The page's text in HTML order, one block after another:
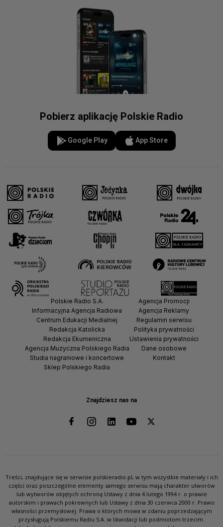
Pobierz aplikację Polskie Radio
Google Play App Store
Znajdziesz nas na
Polskie Radio S.A.
Informacyjna Agencja Radiowa
Centrum Edukacji Medialnej
Redakcja Katolicka
Redakcja Ekumeniczna
Agencja Muzyczna Polskiego Radia
Studia nagraniowe i koncertowe
Sklep Polskiego Radia
Agencja Promocji
Agencja Reklamy
Regulamin serwisu
Polityka prywatności
Ustawienia prywatności
Dane osobowe
Kontakt
Treści, znajdujące się w serwisie polskieradio.pl, w tym wszystkie materiały i ich
części oraz poszczególne elementy samego serwisu mają charakter utworów
lub wytworów objętych ochroną Ustawy z dnia 4 lutego 1994 r. o prawie
autorskim i prawach pokrewnych lub Ustawy z dnia 30 czerwca 2000 r. Prawo
własności przemysłowej. Prawa o których mowa w zdaniu poprzedzającym
przysługują Polskiemu Radiu S.A. w likwidacji lub podmiotom trzecim.